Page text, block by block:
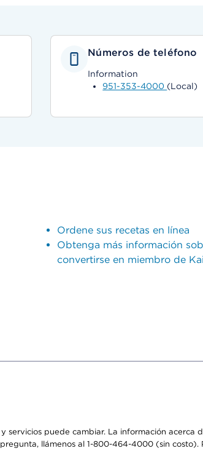
Números de teléfono
Information
951-353-4000 (Local)
Ordene sus recetas en línea
Obtenga más información
convertirse en miembro de
puede cambiar. La información acerca
llámenos al 1-800-464-4000 (sin costo).